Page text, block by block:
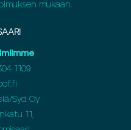
mukaan.
1109
Syd Oy
11,